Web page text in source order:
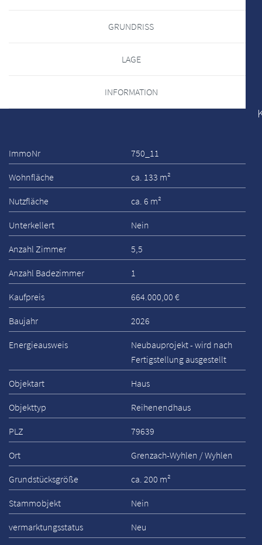
GRUNDRISS
LAGE
INFORMATION
ImmoNr 750_11
Wohnfläche ca. 133 m²
Nutzfläche ca. 6 m²
Unterkellert Nein
Anzahl Zimmer 5,5
Anzahl Badezimmer 1
Kaufpreis 664.000,00 €
Baujahr 2026
Energieausweis
Neubauprojekt - wird nach
Fertigstellung ausgestellt
Objektart Haus
Objekttyp Reihenendhaus
PLZ 79639
Ort Grenzach-Wyhlen / Wyhlen
Grundstücksgröße ca. 200 m²
Stammobjekt Nein
vermarktungsstatus Neu